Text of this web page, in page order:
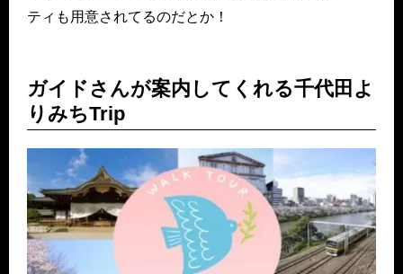
ティも用意されてるのだとか！
ガイドさんが案内してくれる千代田よ
りみちTrip